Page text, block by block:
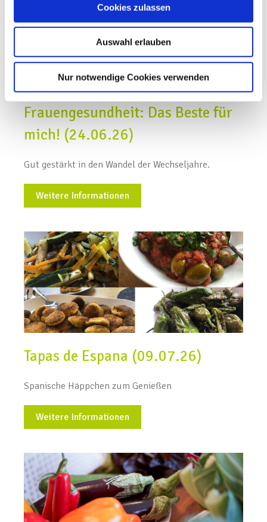
Cookies zulassen
Auswahl erlauben
Nur notwendige Cookies verwenden
Frauengesundheit: Das Beste für
mich! (24.06.26)
Gut gestärkt in den Wandel der Wechseljahre.
Weitere Informationen
Tapas de Espana (09.07.26)
Spanische Häppchen zum Genießen
Weitere Informationen